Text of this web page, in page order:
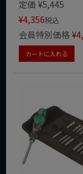
定価 ¥5,445
¥4,356税込
会員特別価格 ¥
カートに入れる